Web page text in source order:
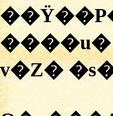
v�Z�